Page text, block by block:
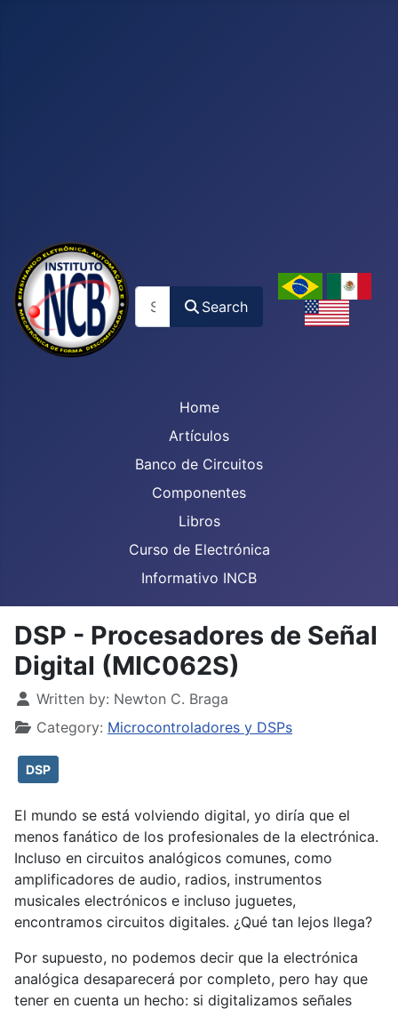
Search
Home
Artículos
Banco de Circuitos
Componentes
Libros
Curso de Electrónica
Informativo INCB
DSP - Procesadores de Señal
Digital (MIC062S)
Details
Written by: Newton C. Braga
Category: Microcontroladores y DSPs
DSP
El mundo se está volviendo digital, yo diría que el
menos fanático de los profesionales de la electrónica.
Incluso en circuitos analógicos comunes, como
amplificadores de audio, radios, instrumentos
musicales electrónicos e incluso juguetes,
encontramos circuitos digitales. ¿Qué tan lejos llega?
Por supuesto, no podemos decir que la electrónica
analógica desaparecerá por completo, pero hay que
tener en cuenta un hecho: si digitalizamos señales